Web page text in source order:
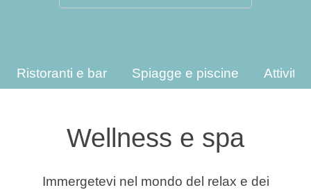
Programma Ami Loyalty
Ristoranti e bar Spiagge e piscine Attività
Wellness e spa
Immergetevi nel mondo del relax e dei